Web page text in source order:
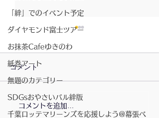
「絆」でのイベント予定
ダイヤモンド富士ツアー
お抹茶Cafeゆきのわ
紙巻アート
無題のカテゴリー
SDGsおやさいバル絆版
千葉ロッテマリーンズを応援しよう@幕張ベ
2026/07/23〜月の灯
コメント
コメントを追加…